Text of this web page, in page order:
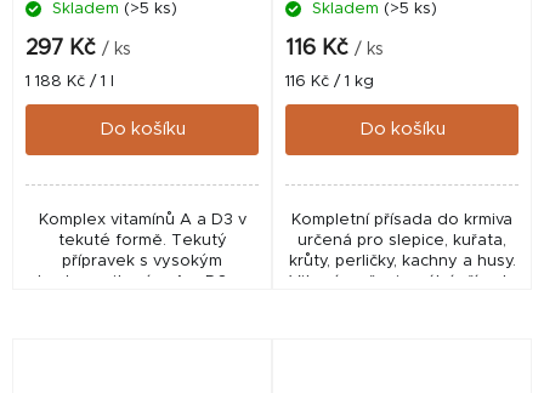
Skladem (>5 ks)
297 Kč / ks
Měrná
cena:
1 188 Kč / 1 l
Do košíku
Komplex vitamínů A a D3 v
tekuté formě. Tekutý
přípravek s vysokým
Skladem (>5 ks)
116 Kč / ks
Měrná
cena:
116 Kč / 1 kg
Do košíku
Kompletní přísada do krmiva
určená pro slepice, kuřata,
krůty, perličky, kachny a husy.